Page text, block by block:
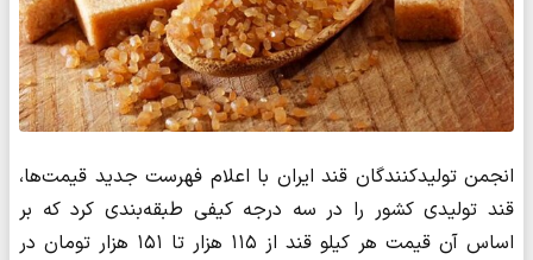
انجمن تولیدکنندگان قند ایران با اعلام فهرست جدید قیمت‌ها،
قند تولیدی کشور را در سه درجه کیفی طبقه‌بندی کرد که بر
اساس آن قیمت هر کیلو قند از ۱۱۵ هزار تا ۱۵۱ هزار تومان در